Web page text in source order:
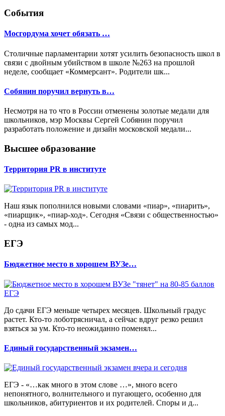
События
Мосгордума хочет обязать …
Столичные парламентарии хотят усилить безопасность школ в
связи с двойным убийством в школе №263 на прошлой
неделе, сообщает «Коммерсант». Родители шк...
Собянин поручил вернуть в…
Несмотря на то что в России отменены золотые медали для
школьников, мэр Москвы Сергей Собянин поручил
разработать положение и дизайн московской медали...
Высшее образование
Территория PR в институте
Наш язык пополнился новыми словами «пиар», «пиарить»,
«пиарщик», «пиар-ход». Сегодня «Связи с общественностью»
- одна из самых мод...
ЕГЭ
Бюджетное место в хорошем ВУЗе…
До сдачи ЕГЭ меньше четырех месяцев. Школьный градус
растет. Кто-то лоботрясничал, а сейчас вдруг резко решил
взяться за ум. Кто-то неожиданно поменял...
Единый государственный экзамен…
ЕГЭ - «…как много в этом слове …», много всего
непонятного, волнительного и пугающего, особенно для
школьников, абитуриентов и их родителей. Споры и д...